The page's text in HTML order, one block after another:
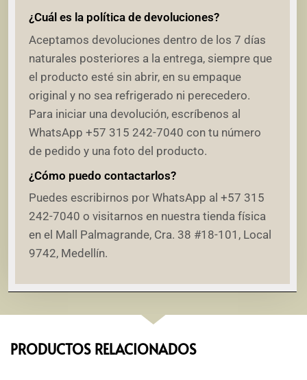
¿Cuál es la política de devoluciones?
Aceptamos devoluciones dentro de los 7 días
naturales posteriores a la entrega, siempre que
el producto esté sin abrir, en su empaque
original y no sea refrigerado ni perecedero.
Para iniciar una devolución, escríbenos al
WhatsApp +57 315 242-7040 con tu número
de pedido y una foto del producto.
¿Cómo puedo contactarlos?
Puedes escribirnos por WhatsApp al +57 315
242-7040 o visitarnos en nuestra tienda física
en el Mall Palmagrande, Cra. 38 #18-101, Local
9742, Medellín.
PRODUCTOS RELACIONADOS